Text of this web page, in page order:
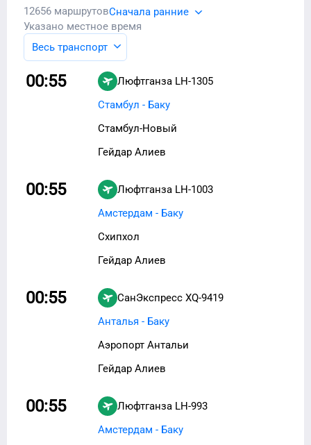
12656 маршрутовСначала ранние
Указано местное время
Весь транспорт
00:55 Люфтганза LH-1305
Стамбул - Баку
Стамбул-Новый
Гейдар Алиев
00:55 Люфтганза LH-1003
Амстердам - Баку
Схипхол
Гейдар Алиев
00:55 СанЭкспресс XQ-9419
Анталья - Баку
Аэропорт Антальи
Гейдар Алиев
00:55 Люфтганза LH-993
Амстердам - Баку